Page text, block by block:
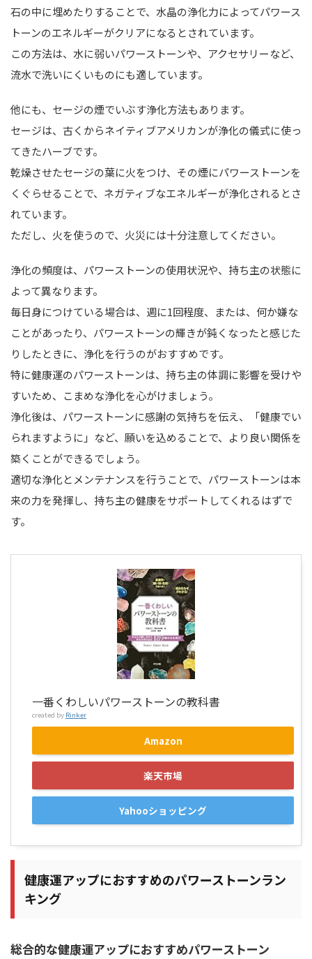
石の中に埋めたりすることで、水晶の浄化力によってパワース
トーンのエネルギーがクリアになるとされています。
この方法は、水に弱いパワーストーンや、アクセサリーなど、
流水で洗いにくいものにも適しています。
他にも、セージの煙でいぶす浄化方法もあります。
セージは、古くからネイティブアメリカンが浄化の儀式に使っ
てきたハーブです。
乾燥させたセージの葉に火をつけ、その煙にパワーストーンを
くぐらせることで、ネガティブなエネルギーが浄化されるとさ
れています。
ただし、火を使うので、火災には十分注意してください。
浄化の頻度は、パワーストーンの使用状況や、持ち主の状態に
よって異なります。
毎日身につけている場合は、週に1回程度、または、何か嫌な
ことがあったり、パワーストーンの輝きが鈍くなったと感じた
りしたときに、浄化を行うのがおすすめです。
特に健康運のパワーストーンは、持ち主の体調に影響を受けや
すいため、こまめな浄化を心がけましょう。
浄化後は、パワーストーンに感謝の気持ちを伝え、「健康でい
られますように」など、願いを込めることで、より良い関係を
築くことができるでしょう。
適切な浄化とメンテナンスを行うことで、パワーストーンは本
来の力を発揮し、持ち主の健康をサポートしてくれるはずで
す。
一番くわしいパワーストーンの教科書
created by Rinker
Amazon
楽天市場
Yahooショッピング
健康運アップにおすすめのパワーストーンラン
キング
総合的な健康運アップにおすすめパワーストーン